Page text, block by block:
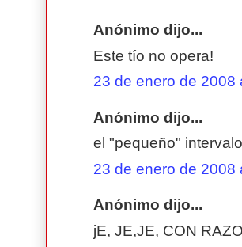
Anónimo dijo...
Este tío no opera!
23 de enero de 2008
Anónimo dijo...
el "pequeño"
23 de enero de 2008
Anónimo dijo...
jE, JE,JE, CON